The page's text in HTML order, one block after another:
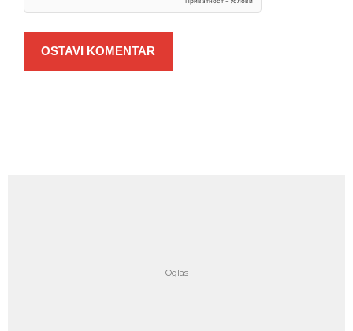
OSTAVI KOMENTAR